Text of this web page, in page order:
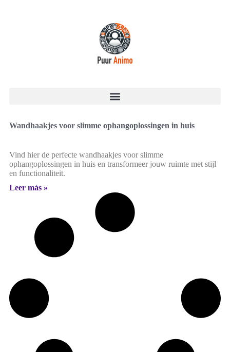
Wandhaakjes voor slimme ophangoplossingen in huis
Vind hier de perfecte wandhaakjes voor slimme
ophangoplossingen in huis en transformeer jouw ruimte met stijl
en functionaliteit.
Leer más »